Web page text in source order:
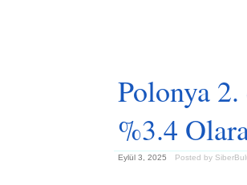
Polonya
%3.4
Eylül 3, 2025 Posted by